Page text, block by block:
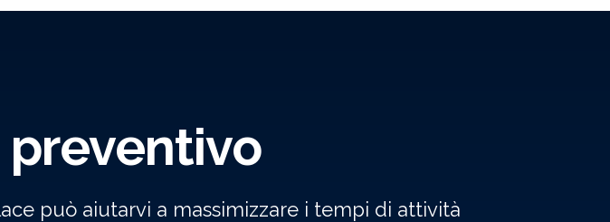
preventivo
può aiutarvi a massimizzare i tempi di attività